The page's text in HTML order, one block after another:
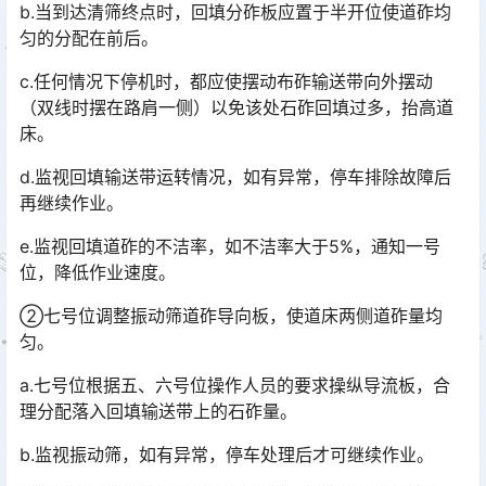
b.当到达清筛终点时，回填分砟板应置于半开位使道砟均
匀的分配在前后。
c.任何情况下停机时，都应使摆动布砟输送带向外摆动
（双线时摆在路肩一侧）以免该处石砟回填过多，抬高道
床。
d.监视回填输送带运转情况，如有异常，停车排除故障后
再继续作业。
e.监视回填道砟的不洁率，如不洁率大于5%，通知一号
位，降低作业速度。
②七号位调整振动筛道砟导向板，使道床两侧道砟量均
匀。
a.七号位根据五、六号位操作人员的要求操纵导流板，合
理分配落入回填输送带上的石砟量。
b.监视振动筛，如有异常，停车处理后才可继续作业。